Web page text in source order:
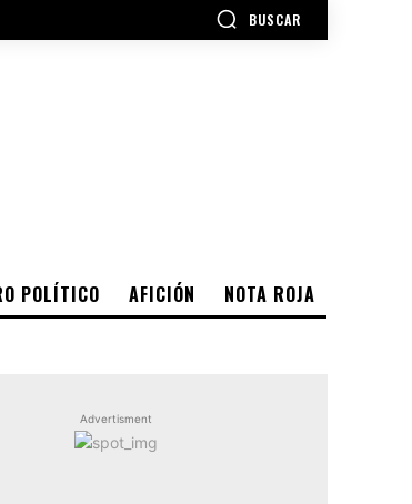
BUSCAR
POLÍTICO AFICIÓN NOTA ROJA
Advertisment